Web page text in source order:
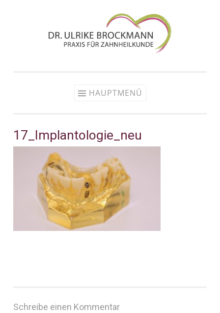
HAUPTMENÜ
17_Implantologie_neu
Schreibe einen Kommentar